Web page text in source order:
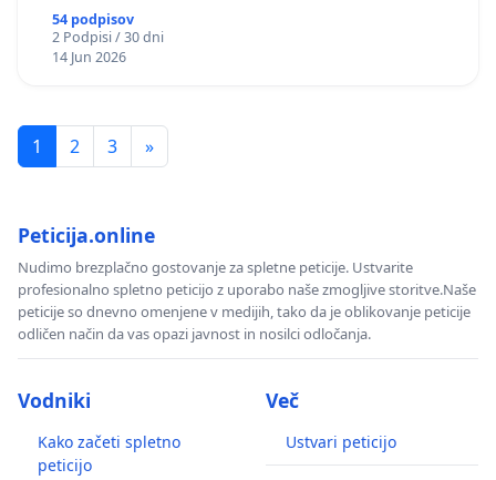
54 podpisov
2 Podpisi / 30 dni
14 Jun 2026
1 2 3 »
Peticija.online
Nudimo brezplačno gostovanje za spletne peticije. Ustvarite
profesionalno spletno peticijo z uporabo naše zmogljive storitve.Naše
peticije so dnevno omenjene v medijih, tako da je oblikovanje peticije
odličen način da vas opazi javnost in nosilci odločanja.
Vodniki
Kako začeti spletno
peticijo
Več
Ustvari peticijo